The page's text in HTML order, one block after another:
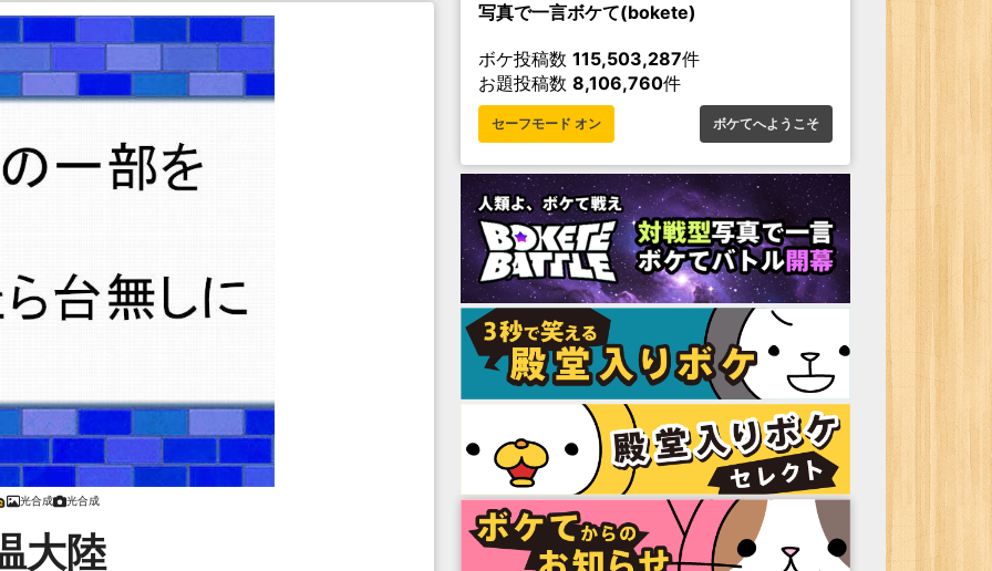
光合成 光合成
大陸
写真で一言ボケて(bokete)
ボケ投稿数 115,503,287件
お題投稿数 8,106,760件
セーフモード オン ボケてへようこそ